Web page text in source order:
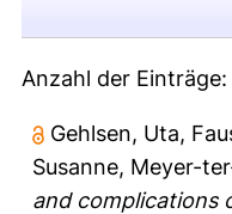
Anzahl der Einträge:
Gehlsen, Uta,
Susanne, Meyer-
and complications